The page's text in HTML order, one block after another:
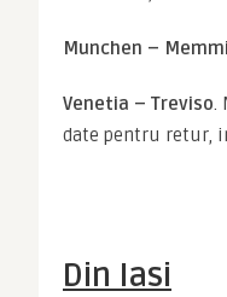
Munchen –
Venetia – Treviso.
date pentru retur,
Din Iasi